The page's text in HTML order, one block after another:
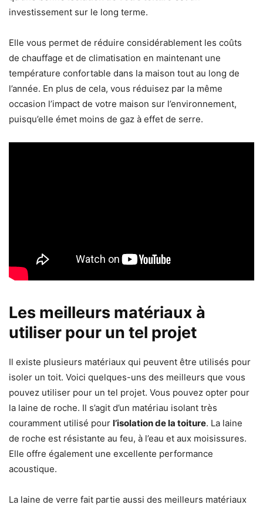
investissement sur le long terme.
Elle vous permet de réduire considérablement les coûts
de chauffage et de climatisation en maintenant une
température confortable dans la maison tout au long de
l’année. En plus de cela, vous réduisez par la même
occasion l’impact de votre maison sur l’environnement,
puisqu’elle émet moins de gaz à effet de serre.
Les meilleurs matériaux à
utiliser pour un tel projet
Il existe plusieurs matériaux qui peuvent être utilisés pour
isoler un toit. Voici quelques-uns des meilleurs que vous
pouvez utiliser pour un tel projet. Vous pouvez opter pour
la laine de roche. Il s’agit d’un matériau isolant très
couramment utilisé pour l’isolation de la toiture. La laine
de roche est résistante au feu, à l’eau et aux moisissures.
Elle offre également une excellente performance
acoustique.
La laine de verre fait partie aussi des meilleurs matériaux